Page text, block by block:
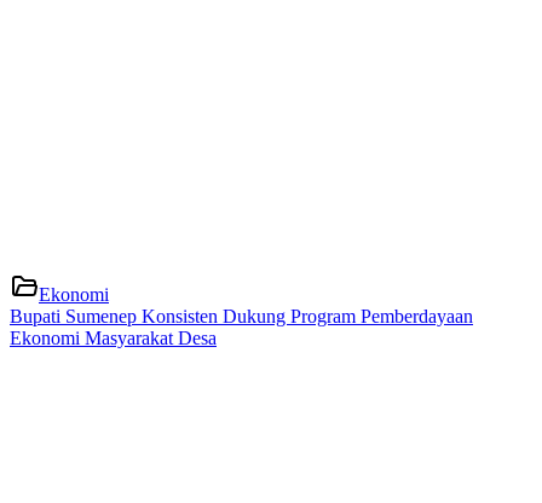
Ekonomi
Bupati Sumenep Konsisten Dukung Program Pemberdayaan
Ekonomi Masyarakat Desa